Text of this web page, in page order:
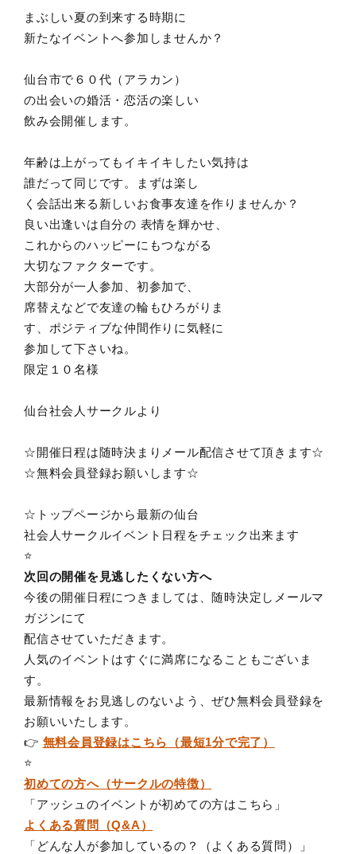
まぶしい夏の到来する時期に
新たなイベントへ参加しませんか？
仙台市で６０代（アラカン）
の出会いの婚活・恋活の楽しい
飲み会開催します。
年齢は上がってもイキイキしたい気持は
誰だって同じです。まずは楽し
く会話出来る新しいお食事友達を作りませんか？
良い出逢いは自分の 表情を輝かせ、
これからのハッピーにもつながる
大切なファクターです。
大部分が一人参加、初参加で、
席替えなどで友達の輪もひろがりま
す、ポジティブな仲間作りに気軽に
参加して下さいね。
限定１０名様
仙台社会人サークルより
☆開催日程は随時決まりメール配信させて頂きます☆
☆無料会員登録お願いします☆
☆トップページから最新の仙台
社会人サークルイベント日程をチェック出来ます
⭐️
次回の開催を見逃したくない方へ
今後の開催日程につきましては、随時決定しメールマ
ガジンにて
配信させていただきます。
人気のイベントはすぐに満席になることもございま
す。
最新情報をお見逃しのないよう、ぜひ無料会員登録を
お願いいたします。
👉 無料会員登録はこちら（最短1分で完了）
⭐️
初めての方へ（サークルの特徴）
「アッシュのイベントが初めての方はこちら」
よくある質問（Q&A）
「どんな人が参加しているの？（よくある質問）」